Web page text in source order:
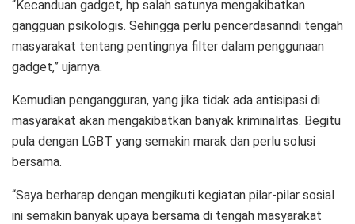
“Kecanduan gadget, hp salah satunya mengakibatkan
gangguan psikologis. Sehingga perlu pencerdasanndi tengah
masyarakat tentang pentingnya filter dalam penggunaan
gadget,” ujarnya.
Kemudian pengangguran, yang jika tidak ada antisipasi di
masyarakat akan mengakibatkan banyak kriminalitas. Begitu
pula dengan LGBT yang semakin marak dan perlu solusi
bersama.
“Saya berharap dengan mengikuti kegiatan pilar-pilar sosial
ini semakin banyak upaya bersama di tengah masyarakat